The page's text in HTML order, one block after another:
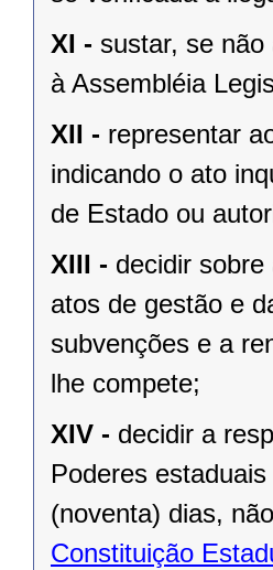
XI - sustar, se
à Assembléia
XII - representar
indicando o ato
de Estado ou
XIII - decidir
atos de gestão e
subvenções e a
lhe compete;
XIV - decidir a
Poderes
(noventa) dias,
Constituição